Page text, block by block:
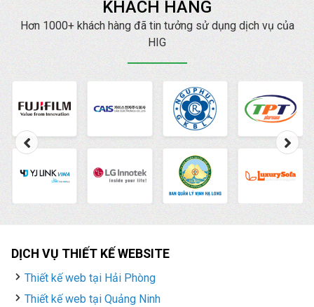
KHÁCH HÀNG
Hơn 1000+ khách hàng đã tin tưởng sử dụng dịch vụ của
HIG
DỊCH VỤ THIẾT KẾ WEBSITE
Thiết kế web tại Hải Phòng
Thiết kế web tại Quảng Ninh